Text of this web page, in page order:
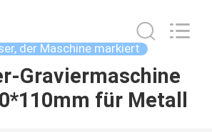
der Maschine markiert
Graviermaschine
für Metall